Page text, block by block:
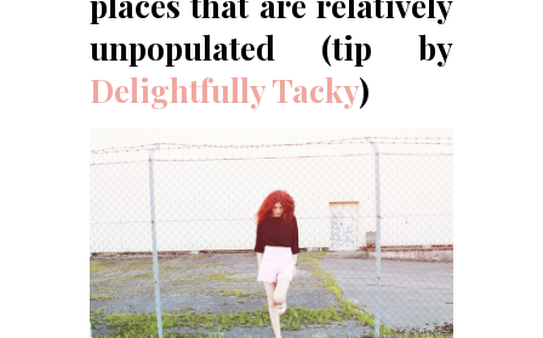
unpopulated (tip by
Delightfully Tacky)